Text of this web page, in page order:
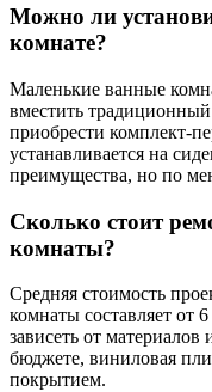
Можно ли
комнате?
Маленькие ванные
вместить
приобрести комплект-
устанавливается на
преимущества, но по
Сколько стоит
комнаты?
Средняя стоимость
комнаты составляет от
зависеть от
бюджете, виниловая
покрытием.